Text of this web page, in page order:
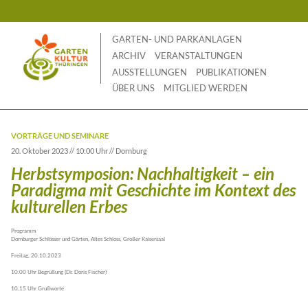
GARTEN- UND PARKANLAGEN
ARCHIV
VERANSTALTUNGEN
AUSSTELLUNGEN
PUBLIKATIONEN
ÜBER UNS
MITGLIED WERDEN
VORTRÄGE UND SEMINARE
20. Oktober 2023 // 10:00 Uhr // Dornburg
Herbstsymposion: Nachhaltigkeit – ein
Paradigma mit Geschichte im Kontext des
kulturellen Erbes
Programm
Dornburger Schlösser und Gärten, Altes Schloss, Großer Kaisersaal
Freitag, 20.10.2023
10.00 Uhr Begrüßung (Dr. Doris Fischer)
10.15 Uhr Grußworte